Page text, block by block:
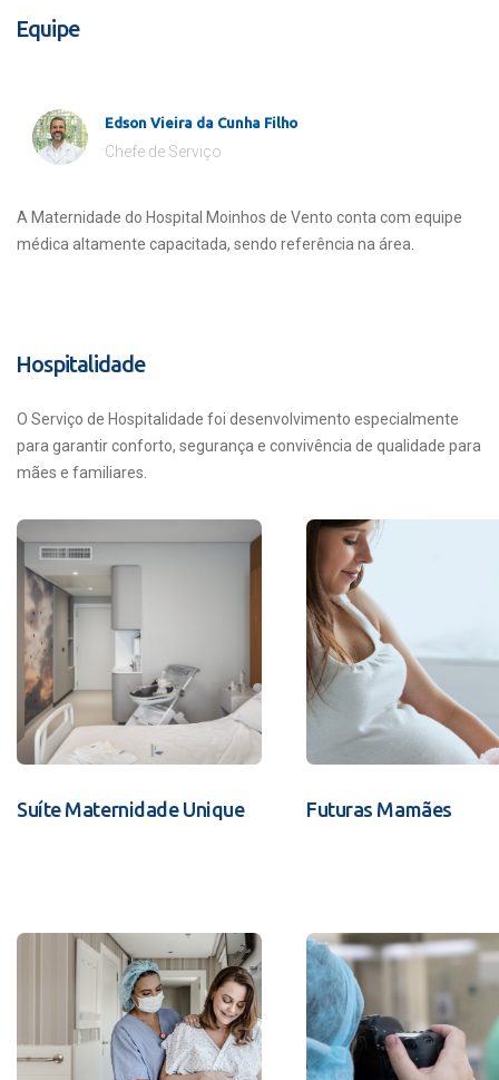
Equipe
Edson Vieira da Cunha Filho
Chefe de Serviço
A Maternidade do Hospital Moinhos de Vento conta com equipe
médica altamente capacitada, sendo referência na área.
Hospitalidade
O Serviço de Hospitalidade foi desenvolvimento especialmente
para garantir conforto, segurança e convivência de qualidade para
mães e familiares.
Suíte Maternidade Unique Futuras Mamães